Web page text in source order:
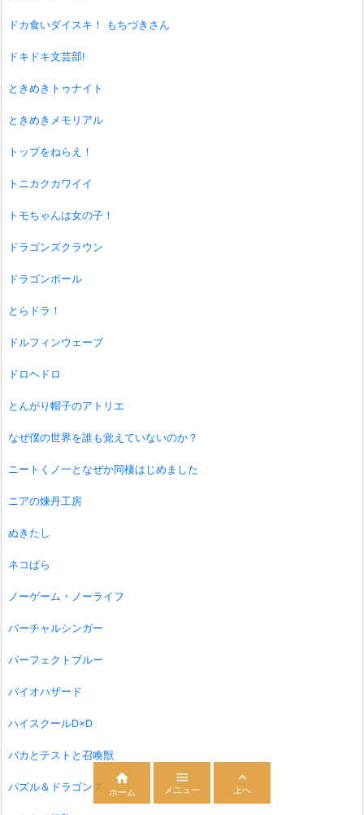
ドカ食いダイスキ！ もちづきさん
ドキドキ文芸部!
ときめきトゥナイト
ときめきメモリアル
トップをねらえ！
トニカクカワイイ
トモちゃんは女の子！
ドラゴンズクラウン
ドラゴンボール
とらドラ！
ドルフィンウェーブ
ドロヘドロ
とんがり帽子のアトリエ
なぜ僕の世界を誰も覚えていないのか？
ニートくノ一となぜか同棲はじめました
ニアの煉丹工房
ぬきたし
ネコぱら
ノーゲーム・ノーライフ
バーチャルシンガー
パーフェクトブルー
バイオハザード
ハイスクールD×D
バカとテストと召喚獣
パズル＆ドラゴンズ

ホーム

メニュー

上へ